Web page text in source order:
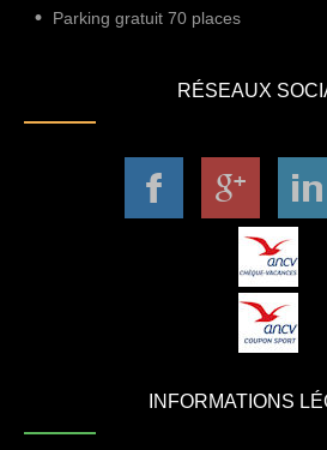
Parking gratuit 70 places
RÉSEAUX
INFORMATIONS